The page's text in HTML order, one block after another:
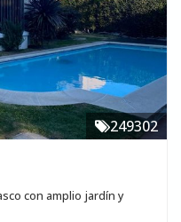
249302
con amplio jardín y